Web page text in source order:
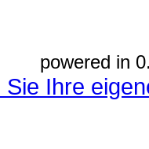
powered in
Sie Ihre